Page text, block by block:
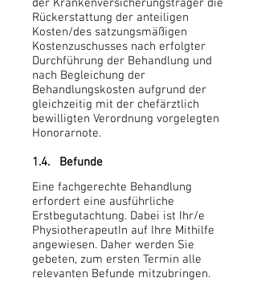
der Krankenversicherungsträger die
Rückerstattung der anteiligen
Kosten/des satzungsmäßigen
Kostenzuschusses nach erfolgter
Durchführung der Behandlung und
nach Begleichung der
Behandlungskosten aufgrund der
gleichzeitig mit der chefärztlich
bewilligten Verordnung vorgelegten
Honorarnote.
1.4. Befunde
Eine fachgerechte Behandlung
erfordert eine ausführliche
Erstbegutachtung. Dabei ist Ihr/e
PhysiotherapeutIn auf Ihre Mithilfe
angewiesen. Daher werden Sie
gebeten, zum ersten Termin alle
relevanten Befunde mitzubringen.